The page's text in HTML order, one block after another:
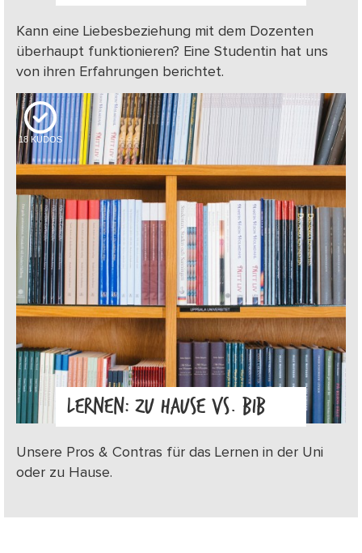
Kann eine Liebesbeziehung mit dem Dozenten
überhaupt funktionieren? Eine Studentin hat uns
von ihren Erfahrungen berichtet.
18 KUDOS
LERNEN: ZU HAUSE VS. BIB
Unsere Pros & Contras für das Lernen in der Uni
oder zu Hause.